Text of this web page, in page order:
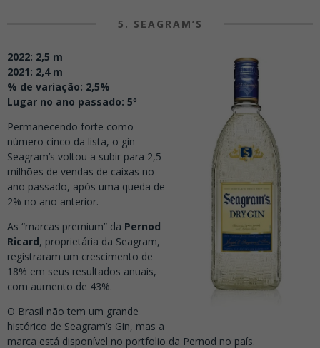
5. SEAGRAM’S
2022: 2,5 m
2021: 2,4 m
% de variação: 2,5%
Lugar no ano passado: 5º
Permanecendo forte como
número cinco da lista, o gin
Seagram’s voltou a subir para 2,5
milhões de vendas de caixas no
ano passado, após uma queda de
2% no ano anterior.
As “marcas premium” da Pernod
Ricard, proprietária da Seagram,
registraram um crescimento de
18% em seus resultados anuais,
com aumento de 43%.
O Brasil não tem um grande
histórico de Seagram’s Gin, mas a
marca está disponível no portfolio da Pernod no país.